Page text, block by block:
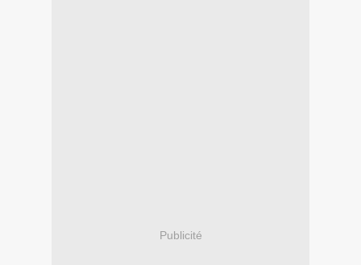
Publicité